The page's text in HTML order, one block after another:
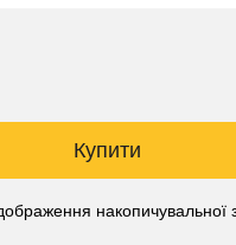
Купити
накопичувальної